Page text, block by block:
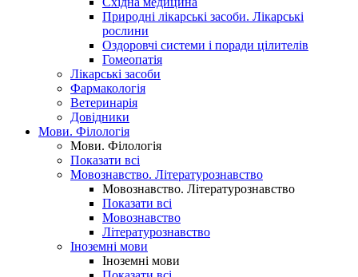
Природні лікарські засоби. Лікарські
рослини
Оздоровчі системи і поради цілителів
Гомеопатія
Лікарські засоби
Фармакологія
Ветеринарія
Довідники
Мови. Філологія
Мови. Філологія
Показати всі
Мовознавство. Літературознавство
Мовознавство. Літературознавство
Показати всі
Мовознавство
Літературознавство
Іноземні мови
Іноземні мови